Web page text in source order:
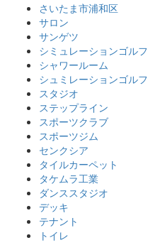
さいたま市浦和区
サロン
サンゲツ
シミュレーションゴルフ
シャワールーム
シュミレーションゴルフ
スタジオ
ステップライン
スポーツクラブ
スポーツジム
センクシア
タイルカーペット
タケムラ工業
ダンススタジオ
デッキ
テナント
トイレ